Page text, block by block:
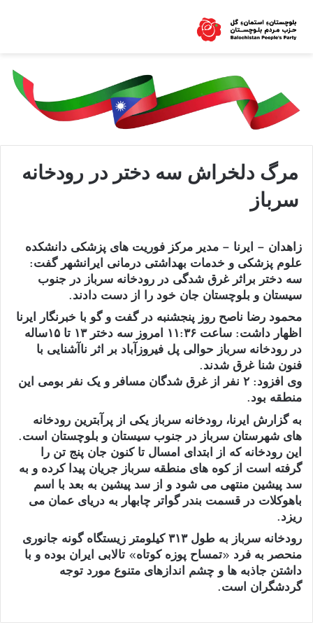
مرگ دلخراش سه دختر در رودخانه
سرباز
زاهدان – ایرنا – مدیر مرکز فوریت های پزشکی دانشکده
علوم پزشکی و خدمات بهداشتی درمانی ایرانشهر گفت:
سه دختر براثر غرق شدگی در رودخانه سرباز در جنوب
سیستان و بلوچستان جان خود را از دست دادند.
محمود رضا ناصح روز پنجشنبه در گفت و گو با خبرنگار ایرنا
اظهار داشت: ساعت ۱۱:۳۶ امروز سه دختر ۱۳ تا ۱۵ساله
در رودخانه سرباز حوالی پل فیروزآباد بر اثر ناآشنایی با
فنون شنا غرق شدند.
وی افزود: ۲ نفر از غرق شدگان مسافر و یک نفر بومی این
منطقه بود.
به گزارش ایرنا، رودخانه سرباز یکی از پرآبترین رودخانه‏
های شهرستان سرباز در جنوب سیستان و بلوچستان است.
این رودخانه که از ابتدای امسال تا کنون جان پنج تن را
گرفته است از کوه های منطقه سرباز جریان پیدا کرده و به
سد پیشین منتهی می شود و از سد پیشین به بعد با اسم
باهوکلات در قسمت بندر گواتر چابهار به دریای عمان می
ریزد.
رودخانه سرباز به طول ۳۱۳ کیلومتر زیستگاه گونه جانوری
منحصر به فرد «تمساح پوزه کوتاه» تالابی ایران بوده و با
داشتن جاذبه ها و چشم اندازهای متنوع مورد توجه
گردشگران است.